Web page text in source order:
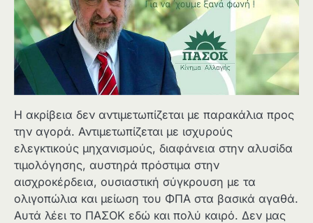
Η ακρίβεια δεν αντιμετωπίζεται με παρακάλια προς
την αγορά. Αντιμετωπίζεται με ισχυρούς
ελεγκτικούς μηχανισμούς, διαφάνεια στην αλυσίδα
τιμολόγησης, αυστηρά πρόστιμα στην
αισχροκέρδεια, ουσιαστική σύγκρουση με τα
ολιγοπώλια και μείωση του ΦΠΑ στα βασικά αγαθά.
Αυτά λέει το ΠΑΣΟΚ εδώ και πολύ καιρό. Δεν μας